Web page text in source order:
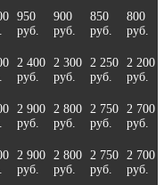
950
руб.
900
руб.
850
руб.
800
руб.
2 400
руб.
2 300
руб.
2 250
руб.
2 200
руб.
2 900
руб.
2 800
руб.
2 750
руб.
2 700
руб.
2 900
руб.
2 800
руб.
2 750
руб.
2 700
руб.